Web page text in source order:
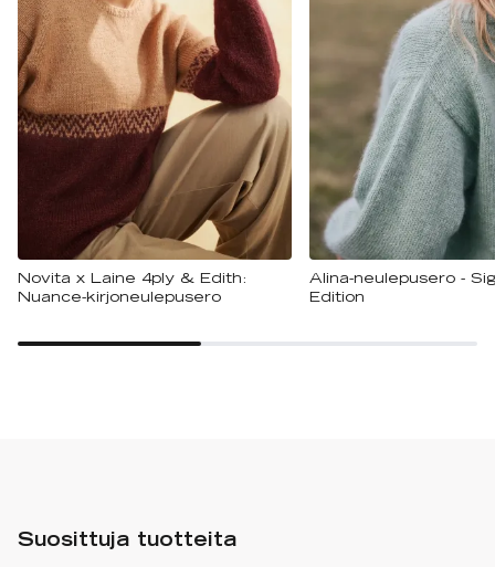
Novita x Laine 4ply & Edith:
Nuance-kirjoneulepusero
Alina-neulepusero -
Edition
Suosittuja tuotteita